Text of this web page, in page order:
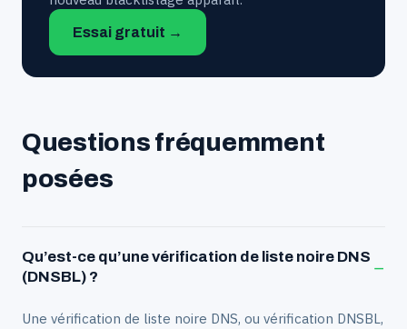
Essai gratuit →
Questions fréquemment
posées
Qu’est-ce qu’une vérification de liste noire DNS
(DNSBL) ?
−
Une vérification de liste noire DNS, ou vérification DNSBL,